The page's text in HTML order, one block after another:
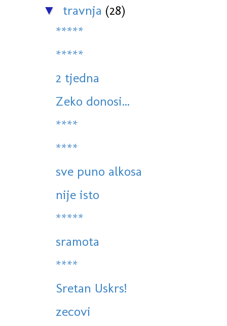
▼ travnja (28)
*****
*****
2 tjedna
Zeko donosi...
****
****
sve puno alkosa
nije isto
*****
sramota
****
Sretan Uskrs!
zecovi